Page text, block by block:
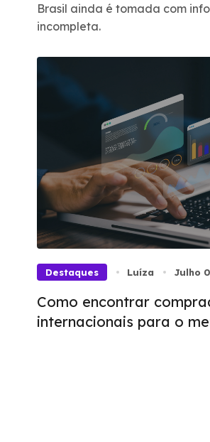
Brasil ainda é tomada com
incompleta.
Destaques Luíza Julho
Como encontrar
internacionais para o